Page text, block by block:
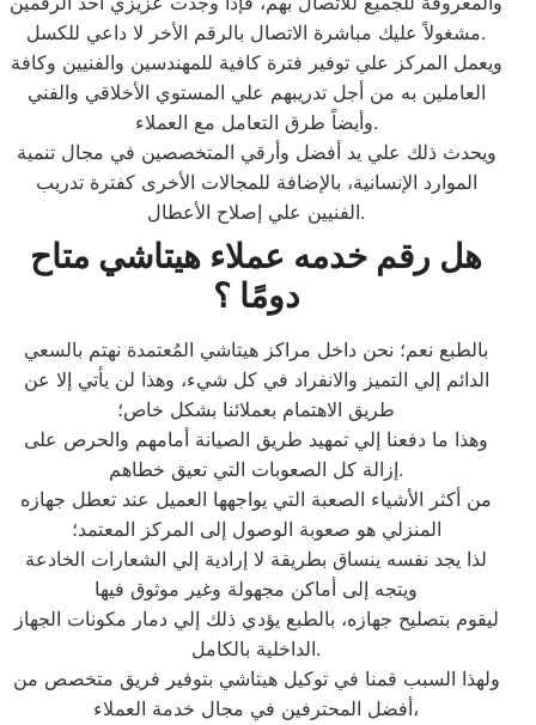
مشغولاً عليك مباشرة الاتصال بالرقم الأخر لا داعي للكسل.
ويعمل المركز علي توفير فترة كافية للمهندسين والفنيين وكافة
العاملين به من أجل تدريبهم علي المستوي الأخلاقي والفني
وأيضاً طرق التعامل مع العملاء.
ويحدث ذلك علي يد أفضل وأرقي المتخصصين في مجال تنمية
الموارد الإنسانية، بالإضافة للمجالات الأخرى كفترة تدريب
الفنيين علي إصلاح الأعطال.
هل رقم خدمه عملاء هيتاشي متاح
دومًا ؟
بالطبع نعم؛ نحن داخل مراكز هيتاشي المُعتمدة نهتم بالسعي
الدائم إلي التميز والانفراد في كل شيء، وهذا لن يأتي إلا عن
طريق الاهتمام بعملائنا بشكل خاص؛
وهذا ما دفعنا إلي تمهيد طريق الصيانة أمامهم والحرص على
إزالة كل الصعوبات التي تعيق خطاهم.
من أكثر الأشياء الصعبة التي يواجهها العميل عند تعطل جهازه
المنزلي هو صعوبة الوصول إلى المركز المعتمد؛
لذا يجد نفسه ينساق بطريقة لا إرادية إلي الشعارات الخادعة
ويتجه إلى أماكن مجهولة وغير موثوق فيها
ليقوم بتصليح جهازه، بالطبع يؤدي ذلك إلي دمار مكونات الجهاز
الداخلية بالكامل.
ولهذا السبب قمنا في توكيل هيتاشي بتوفير فريق متخصص من
أفضل المحترفين في مجال خدمة العملاء،